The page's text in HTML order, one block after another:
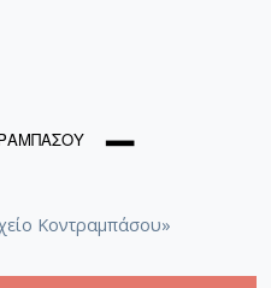
Κοντραμπάσου»